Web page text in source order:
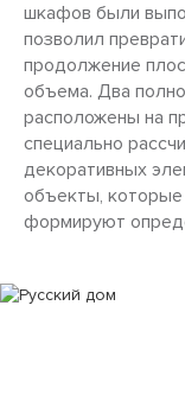
шкафов были
позволил
продолжение
объема. Два
расположены на
специально
декоративных
объекты,
формируют